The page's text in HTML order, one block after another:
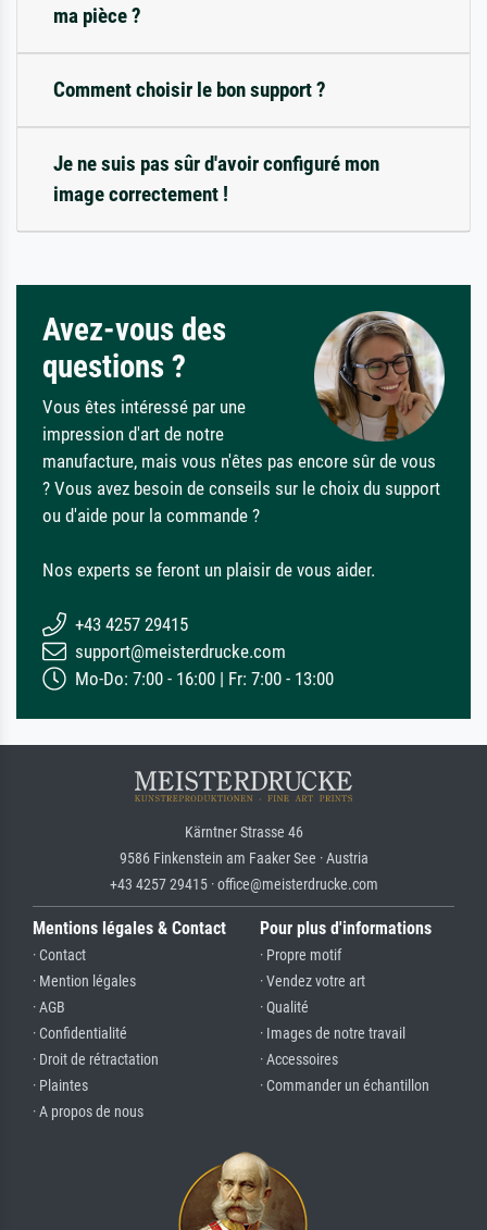
ma pièce ?
Comment choisir le bon support ?
Je ne suis pas sûr d'avoir configuré mon
image correctement !
Avez-vous des
questions ?
Vous êtes intéressé par une
impression d'art de notre
manufacture, mais vous n'êtes pas encore sûr de vous
? Vous avez besoin de conseils sur le choix du support
ou d'aide pour la commande ?
Nos experts se feront un plaisir de vous aider.
+43 4257 29415
support@meisterdrucke.com
Mo-Do: 7:00 - 16:00 | Fr: 7:00 - 13:00
Kärntner Strasse 46
9586 Finkenstein am Faaker See · Austria
+43 4257 29415 · office@meisterdrucke.com
Mentions légales & Contact
· Contact
· Mention légales
· AGB
· Confidentialité
· Droit de rétractation
· Plaintes
· A propos de nous
Pour plus d'informations
· Propre motif
· Vendez votre art
· Qualité
· Images de notre travail
· Accessoires
· Commander un échantillon